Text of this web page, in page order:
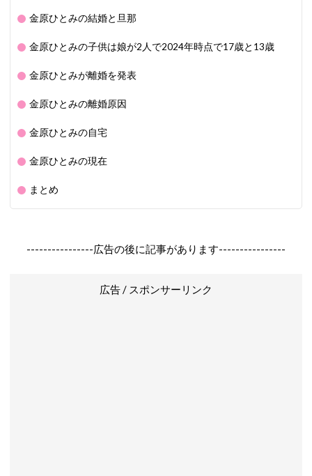
金原ひとみの結婚と旦那
金原ひとみの子供は娘が2人で2024年時点で17歳と13歳
金原ひとみが離婚を発表
金原ひとみの離婚原因
金原ひとみの自宅
金原ひとみの現在
まとめ
----------------広告の後に記事があります----------------
広告 / スポンサーリンク